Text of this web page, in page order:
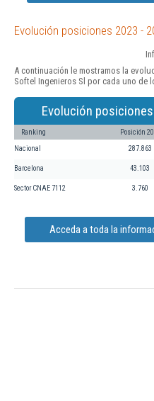
Evolución posiciones 2023 -
A continuación le mostramos la
Softel Ingenieros Sl por cada uno de
Evolución
Ranking Posición
Nacional 287.863
Barcelona 43.103
Sector CNAE 7112 3.760
Acceda a toda la